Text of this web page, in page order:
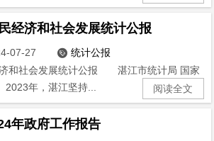
经济和社会发展统计公报
07-27  统计公报
济和社会发展统计公报 湛江市统计局 国家
年，湛江坚持...
阅读全文
年政府工作报告